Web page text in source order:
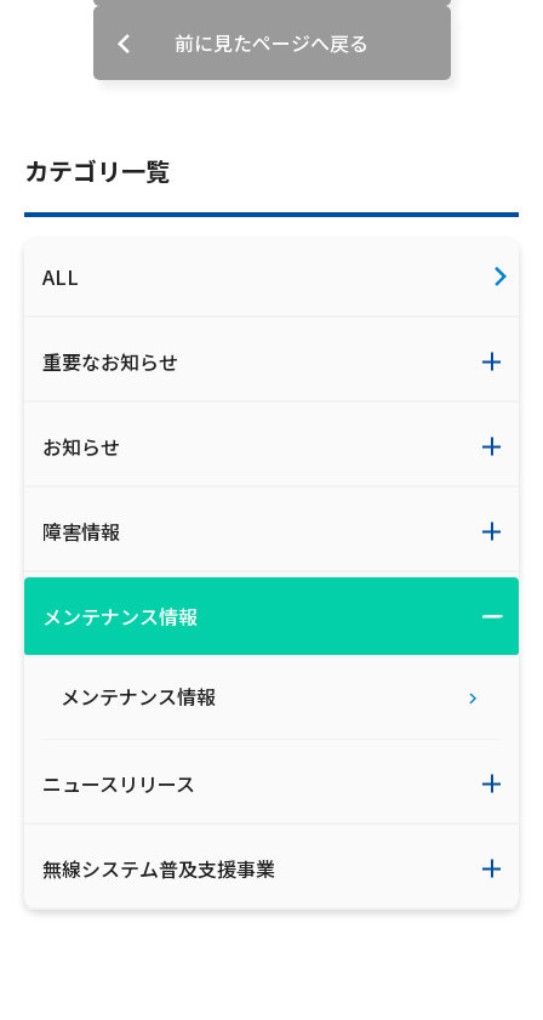
広告掲載のご案内
カテゴリ一覧
ALL
重要なお知らせ
お知らせ
障害情報
メンテナンス情報
メンテナンス情報
ニュースリリース
無線システム普及支援事業
前に見たページへ戻る